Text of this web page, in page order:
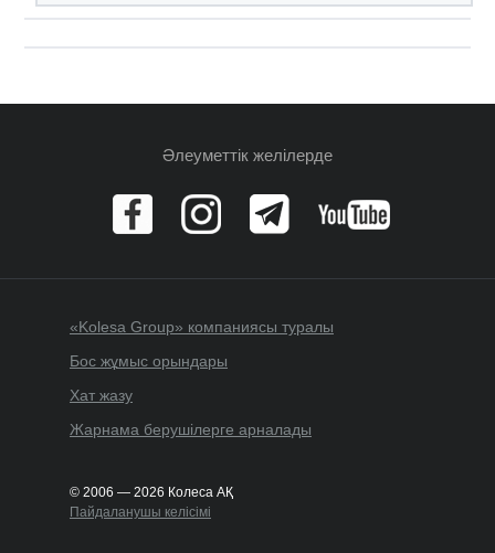
Әлеуметтік желілерде
«Kolesa Group» компаниясы туралы
Бос жұмыс орындары
Хат жазу
Жарнама берушілерге арналады
© 2006 — 2026 Колеса АҚ
Пайдаланушы келісімі